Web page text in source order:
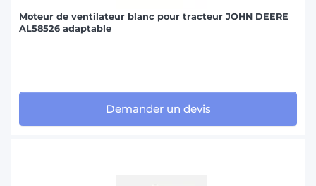
Moteur de ventilateur blanc pour tracteur JOHN DEERE
AL58526 adaptable
Demander un devis